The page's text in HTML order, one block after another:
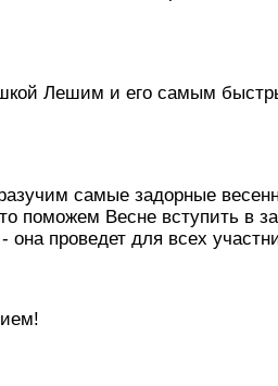
Лешим и его самым
самые задорные
поможем Весне вступить в
она проведет для всех